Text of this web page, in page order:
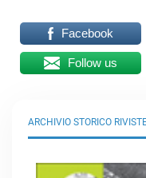
Facebook
Follow us
ARCHIVIO STORICO